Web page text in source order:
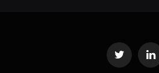
Twitter